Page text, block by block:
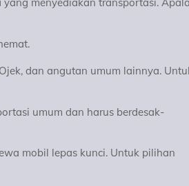
dan angutan umum lainnya.
umum dan harus berdesak-
mobil lepas kunci. Untuk pilihan